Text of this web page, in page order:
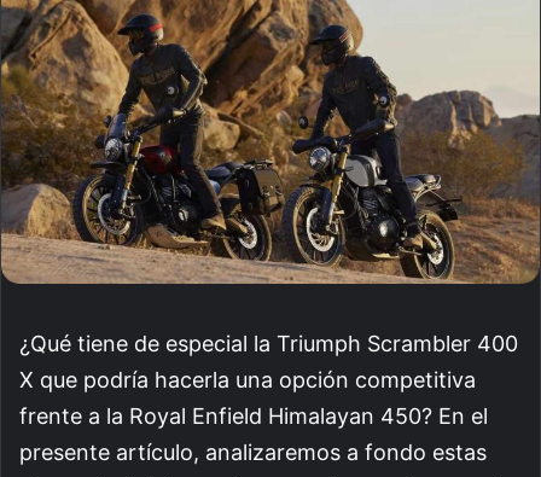
¿Qué tiene de especial la Triumph Scrambler 400
X que podría hacerla una opción competitiva
frente a la Royal Enfield Himalayan 450? En el
presente artículo, analizaremos a fondo estas